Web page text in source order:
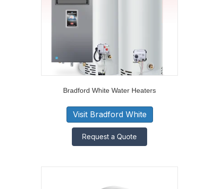
Bradford White Water Heaters
Visit Bradford White
Request a Quote